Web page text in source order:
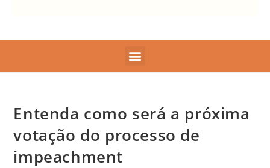
Entenda como será a próxima
votação do processo de
impeachment